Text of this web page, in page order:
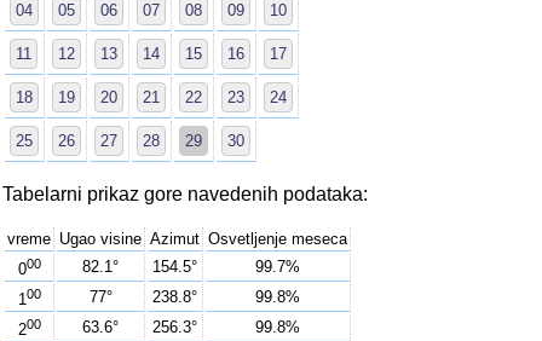
04 05 06 07 08 09 10
11 12 13 14 15 16 17
18 19 20 21 22 23 24
25 26 27 28 29 30
Tabelarni prikaz gore navedenih podataka:
vreme Ugao visine Azimut Osvetljenje meseca
000 82.1° 154.5°
99.7%
100 77° 238.8°
99.8%
200 63.6° 256.3°
99.8%